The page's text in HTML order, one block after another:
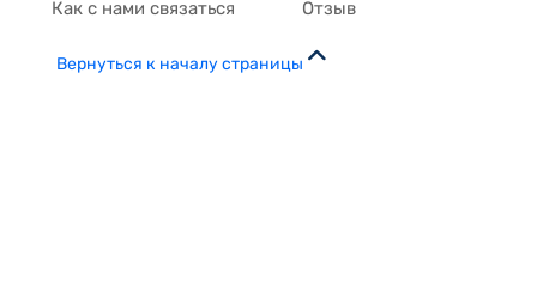
Как с нами связаться
Отзыв
Вернуться к началу страницы